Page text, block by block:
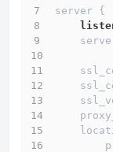
server {